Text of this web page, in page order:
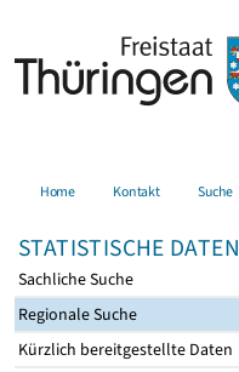
Home Kontakt Suche
STATISTISCHE DATEN
Sachliche Suche
Regionale Suche
Kürzlich bereitgestellte Daten